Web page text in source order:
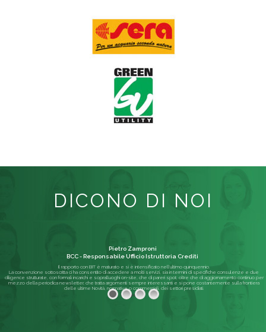
DICONO DI NOI
Il rapporto con BIT è maturato e si è intensificato nell'ultimo quinquennio.
La convenzione sottoscritta ci ha consentito di accedere a molti servizi, sia in termini di specifiche consulenze e due
diligence strutturate, con formali incarichi e sopralluoghi on-site, che di pareri spot; oltre che di aggiornamento continuo per
mezzo della periodica newsletter, che tratta argomenti sempre interessanti e si pone costantemente sulla frontiera
delle ultime Novità, normative o commerciali, dei settori presidiati.
Pietro Zamproni
BCC - Responsabile Ufficio Istruttoria Crediti
Leggi di più